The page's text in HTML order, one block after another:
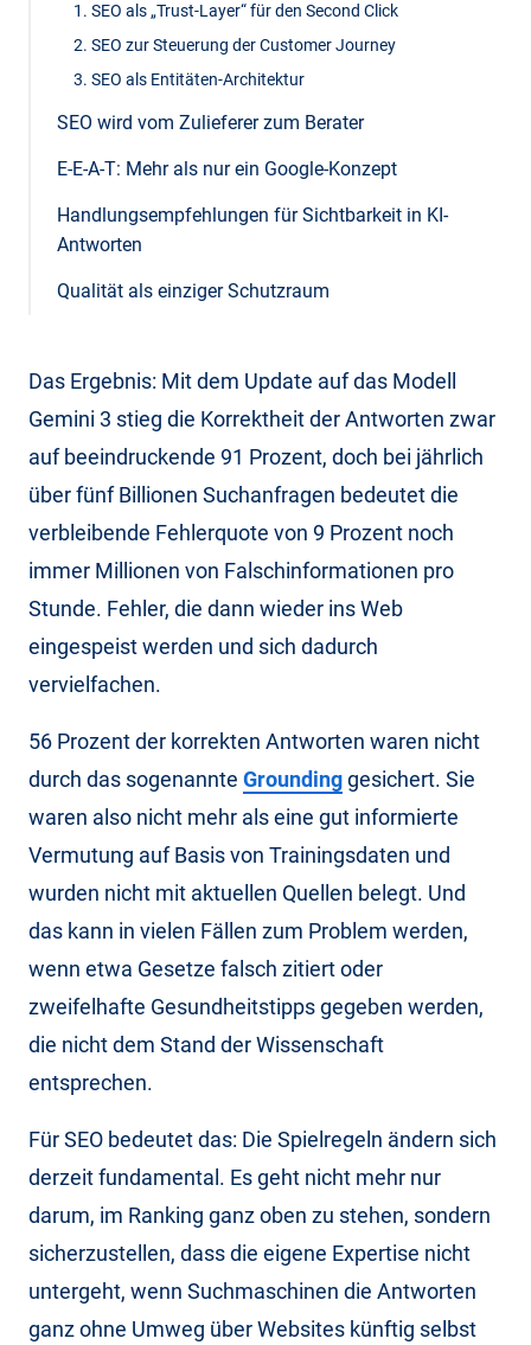
1. SEO als „Trust-Layer“ für den Second Click
2. SEO zur Steuerung der Customer Journey
3. SEO als Entitäten-Architektur
SEO wird vom Zulieferer zum Berater
E-E-A-T: Mehr als nur ein Google-Konzept
Handlungsempfehlungen für Sichtbarkeit in KI-
Antworten
Qualität als einziger Schutzraum
Das Ergebnis: Mit dem Update auf das Modell
Gemini 3 stieg die Korrektheit der Antworten zwar
auf beeindruckende 91 Prozent, doch bei jährlich
über fünf Billionen Suchanfragen bedeutet die
verbleibende Fehlerquote von 9 Prozent noch
immer Millionen von Falschinformationen pro
Stunde. Fehler, die dann wieder ins Web
eingespeist werden und sich dadurch
vervielfachen.
56 Prozent der korrekten Antworten waren nicht
durch das sogenannte Groundinggesichert. Sie
waren also nicht mehr als eine gut informierte
Vermutung auf Basis von Trainingsdaten und
wurden nicht mit aktuellen Quellen belegt. Und
das kann in vielen Fällen zum Problem werden,
wenn etwa Gesetze falsch zitiert oder
zweifelhafte Gesundheitstipps gegeben werden,
die nicht dem Stand der Wissenschaft
entsprechen.
Für SEO bedeutet das: Die Spielregeln ändern sich
derzeit fundamental. Es geht nicht mehr nur
darum, im Ranking ganz oben zu stehen, sondern
sicherzustellen, dass die eigene Expertise nicht
untergeht, wenn Suchmaschinen die Antworten
ganz ohne Umweg über Websites künftig selbst